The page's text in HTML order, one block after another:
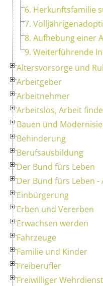
6. Herkunftsfamilie
7.
8. Aufhebung einer
9. Weiterführende
Altersvorsorge und
Arbeitgeber
Arbeitnehmer
Arbeitslos, Arbeit
Bauen und
Behinderung
Berufsausbildung
Der Bund fürs Leben
Der Bund fürs Leben -
Einbürgerung
Erben und Vererben
Erwachsen werden
Fahrzeuge
Familie und Kinder
Freiberufler
Freiwilliger